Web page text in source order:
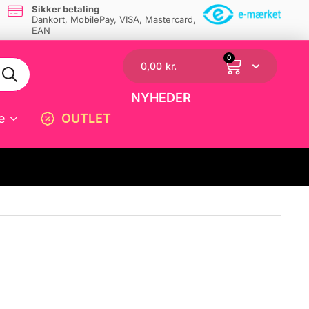
Sikker betaling
Dankort, MobilePay, VISA, Mastercard,
EAN
OUTLET
0,00 kr.
0
NYHEDER